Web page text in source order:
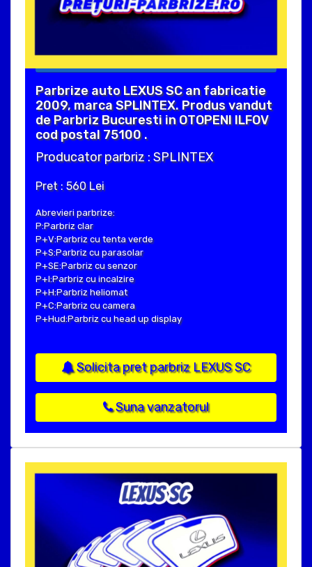
Parbrize auto LEXUS SC an fabricatie
2009, marca SPLINTEX. Produs vandut
de Parbriz Bucuresti in OTOPENI ILFOV
cod postal 75100 .
Producator parbriz : SPLINTEX
Pret : 560 Lei
Abrevieri parbrize:
P:Parbriz clar
P+V:Parbriz cu tenta verde
P+S:Parbriz cu parasolar
P+SE:Parbriz cu senzor
P+I:Parbriz cu incalzire
P+H:Parbriz heliomat
P+C:Parbriz cu camera
P+Hud:Parbriz cu head up display
Solicita pret parbriz LEXUS SC
Suna vanzatorul